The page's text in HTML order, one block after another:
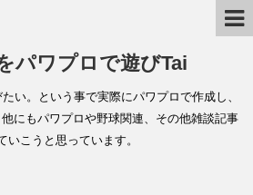
パワプロで遊びTai
い。という事で実際にパワプロで作成し、
にもパワプロや野球関連、その他雑談記事
いこうと思っています。